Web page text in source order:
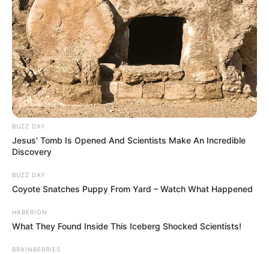
BUZZ DAY
Jesus' Tomb Is Opened And Scientists Make An Incredible
Discovery
BUZZ DAY
Coyote Snatches Puppy From Yard – Watch What Happened
HABERION
What They Found Inside This Iceberg Shocked Scientists!
BRAINBERRIES